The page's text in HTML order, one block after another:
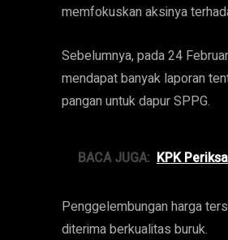
memfokuskan aksinya
Sebelumnya, pada 24
mendapat banyak laporan
pangan untuk dapur SPPG.
BACA JUGA: KPK
Penggelembungan harga
diterima berkualitas buruk.